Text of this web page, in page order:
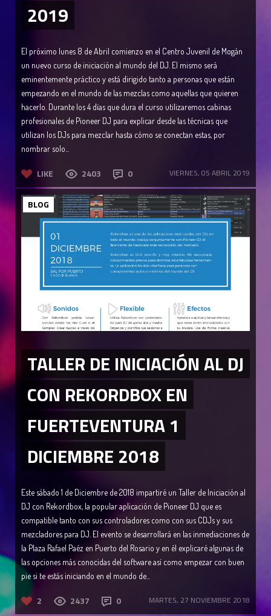
2019
El próximo lunes 8 de Abril comienzo en el Centro Juvenil de Mogán
un nuevo curso de iniciación al mundo del DJ. El mismo será
eminentemente práctico y está dirigido tanto a personas que están
empezando en el mundo de las mezclas como aquellas que quieren
hacerlo. Durante los 4 días que dura el curso utilizaremos cabinas
profesionales de Pioneer DJ para explicar desde las técnicas que
utilizan los DJs para mezclar hasta cómo se conectan estas, por
nombrar solo...
LIKE 2403 0 VIERNES, 05 ABRIL 2019
BLOG
TALLER DE INICIACIÓN AL DJ
CON REKORDBOX EN
FUERTEVENTURA 1
DICIEMBRE 2018
Este sábado 1 de Diciembre de 2018 impartiré un Taller de Iniciación al
DJ con Rekordbox, la popular aplicación de Pioneer DJ que es
compatible tanto con sus controladores como con sus CDJs y sus
mezcladores para DJ. El evento se desarrollará en las inmediaciones de
la Plaza Rafael Paéz en Puerto del Rosario y en él explicaré algunas de
las opciones más conocidas del software así como empezar con buen
pie si te estás iniciando en el mundo de...
2 2437 0 MARTES, 27 NOVIEMBRE 2018